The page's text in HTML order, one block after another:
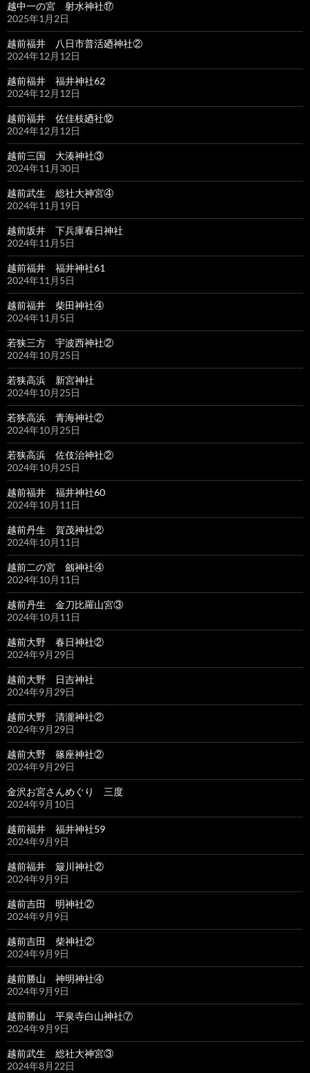
越中一の宮 射水神社⑰
2025年1月2日
越前福井 八日市普活廼神社②
2024年12月12日
越前福井 福井神社62
2024年12月12日
越前福井 佐佳枝廼社⑫
2024年12月12日
越前三国 大湊神社③
2024年11月30日
越前武生 総社大神宮④
2024年11月19日
越前坂井 下兵庫春日神社
2024年11月5日
越前福井 福井神社61
2024年11月5日
越前福井 柴田神社④
2024年11月5日
若狭三方 宇波西神社②
2024年10月25日
若狭高浜 新宮神社
2024年10月25日
若狭高浜 青海神社②
2024年10月25日
若狭高浜 佐伎治神社②
2024年10月25日
越前福井 福井神社60
2024年10月11日
越前丹生 賀茂神社②
2024年10月11日
越前二の宮 劔神社④
2024年10月11日
越前丹生 金刀比羅山宮③
2024年10月11日
越前大野 春日神社②
2024年9月29日
越前大野 日吉神社
2024年9月29日
越前大野 清瀧神社②
2024年9月29日
越前大野 篠座神社②
2024年9月29日
金沢お宮さんめぐり 三度
2024年9月10日
越前福井 福井神社59
2024年9月9日
越前福井 簸川神社②
2024年9月9日
越前吉田 明神社②
2024年9月9日
越前吉田 柴神社②
2024年9月9日
越前勝山 神明神社④
2024年9月9日
越前勝山 平泉寺白山神社⑦
2024年9月9日
越前武生 総社大神宮③
2024年8月22日